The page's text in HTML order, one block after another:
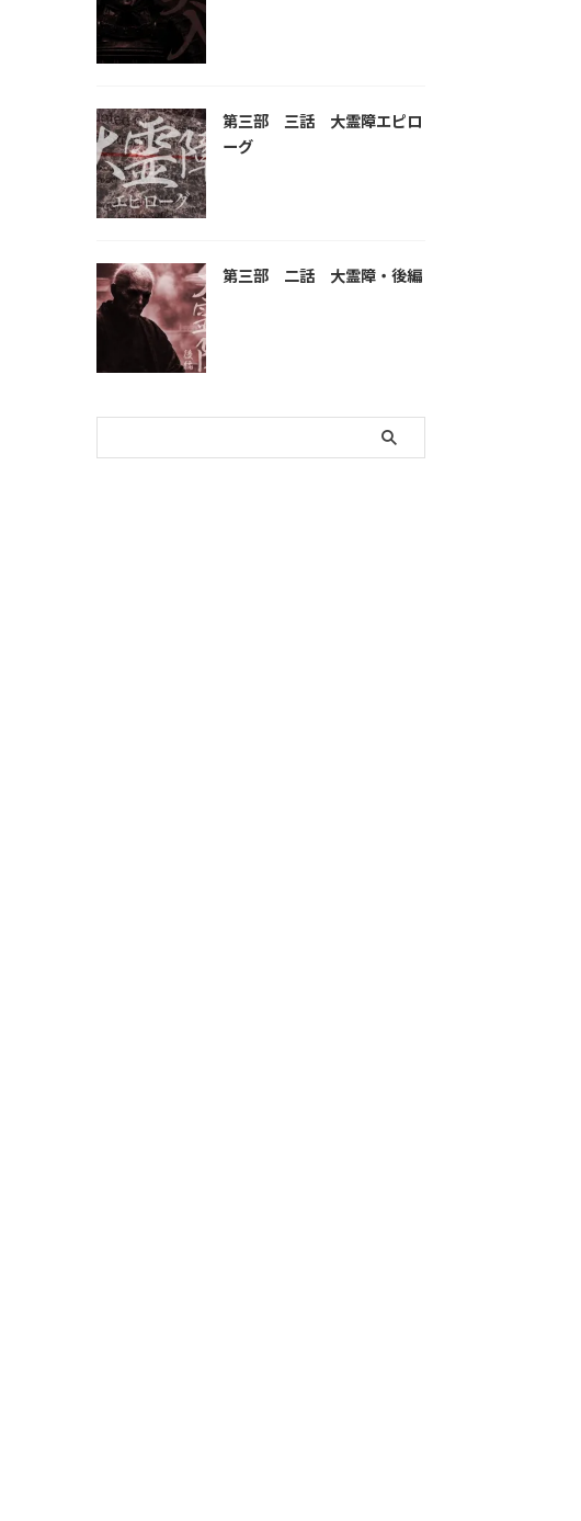
第三部 三話 大霊障エピロ
ーグ
第三部 二話 大霊障・後編